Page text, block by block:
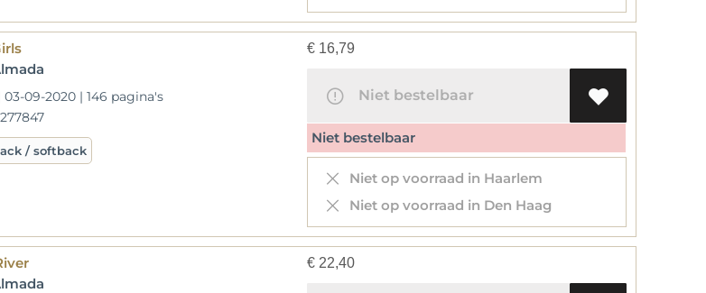
03-09-2020 | 146 pagina's
/ softback
€ 16,79
Niet bestelbaar
Niet bestelbaar
Niet op voorraad in Haarlem
Niet op voorraad in Den Haag
€ 22,40